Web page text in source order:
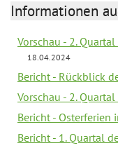
Informationen
Vorschau - 2.
18.04.2024
Bericht - Rückblick
Vorschau - 2.
Bericht - Osterferien
Bericht - 1. Quartal